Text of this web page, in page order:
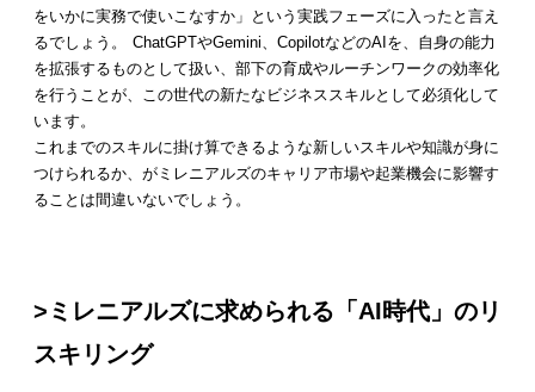
をいかに実務で使いこなすか」という実践フェーズに入ったと言え
るでしょう。 ChatGPTやGemini、CopilotなどのAIを、自身の能力
を拡張するものとして扱い、部下の育成やルーチンワークの効率化
を行うことが、この世代の新たなビジネススキルとして必須化して
います。
これまでのスキルに掛け算できるような新しいスキルや知識が身に
つけられるか、がミレニアルズのキャリア市場や起業機会に影響す
ることは間違いないでしょう。
>ミレニアルズに求められる「AI時代」のリ
スキリング